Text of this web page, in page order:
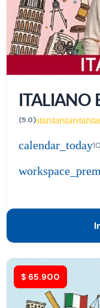
ITALIANO
(5.0)starstarstarstar
calendar_today
$ 65.900